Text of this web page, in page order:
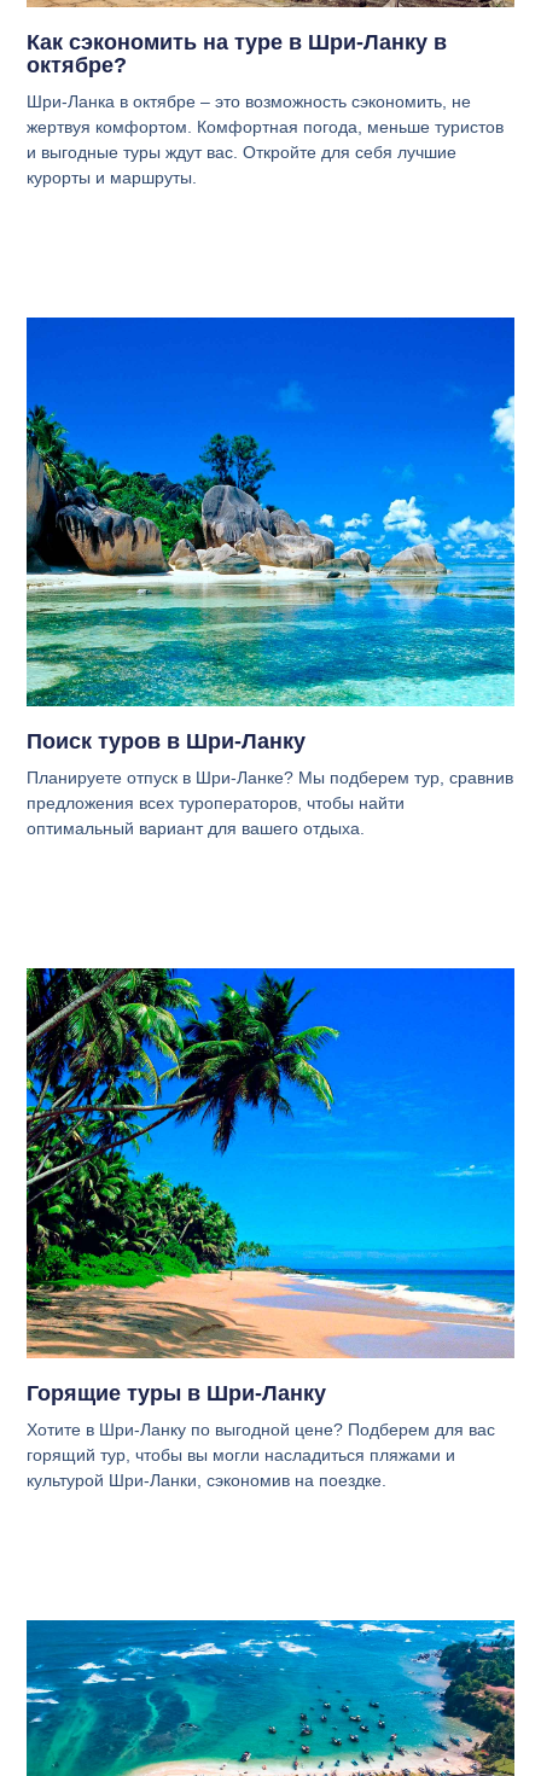
Как сэкономить на туре в Шри-Ланку в
октябре?
Шри-Ланка в октябре – это возможность сэкономить, не
жертвуя комфортом. Комфортная погода, меньше туристов
и выгодные туры ждут вас. Откройте для себя лучшие
курорты и маршруты.
Поиск туров в Шри-Ланку
Планируете отпуск в Шри-Ланке? Мы подберем тур, сравнив
предложения всех туроператоров, чтобы найти
оптимальный вариант для вашего отдыха.
Горящие туры в Шри-Ланку
Хотите в Шри-Ланку по выгодной цене? Подберем для вас
горящий тур, чтобы вы могли насладиться пляжами и
культурой Шри-Ланки, сэкономив на поездке.